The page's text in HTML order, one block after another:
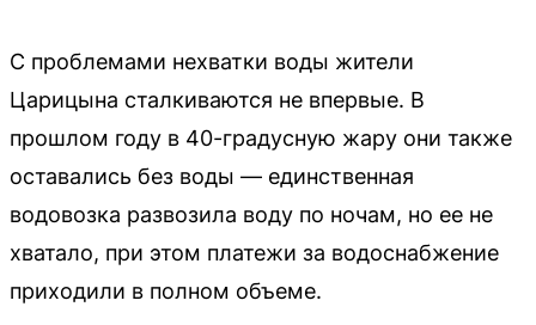
С проблемами нехватки воды жители
Царицына сталкиваются не впервые. В
прошлом году в 40-градусную жару они также
оставались без воды — единственная
водовозка развозила воду по ночам, но ее не
хватало, при этом платежи за водоснабжение
приходили в полном объеме.